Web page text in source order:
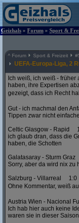
Geizhals » Forum » Sport &
^ Forum Sport & Freizeit #
UEFA-Europa-Liga, 2
Ich weiß, ich weiß -
haben, ihre Expertisen
gezeigt, dass ich Recht
Gut - ich machmal den
Tippen zwar nicht
Celtic Glasgow - Rapid
ich glaub dran, dass die
haben, die Schotten
Galatasaray - Sturm
Sorry, aber da wird nix zu
Salzburg - Villarreal 1:0
Ohne Kommentar, weiß
Austria Wien - Nacional
Ich hab hier auch keine
waren sie in dieser